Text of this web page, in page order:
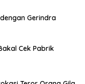
Gerindra
Cek Pabrik